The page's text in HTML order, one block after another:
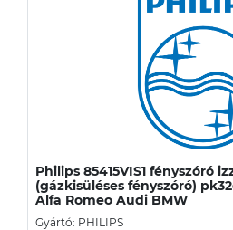
Philips 85415VIS1 fényszóró
(gázkisüléses fényszóró)
Alfa Romeo Audi BMW
Gyártó: PHILIPS